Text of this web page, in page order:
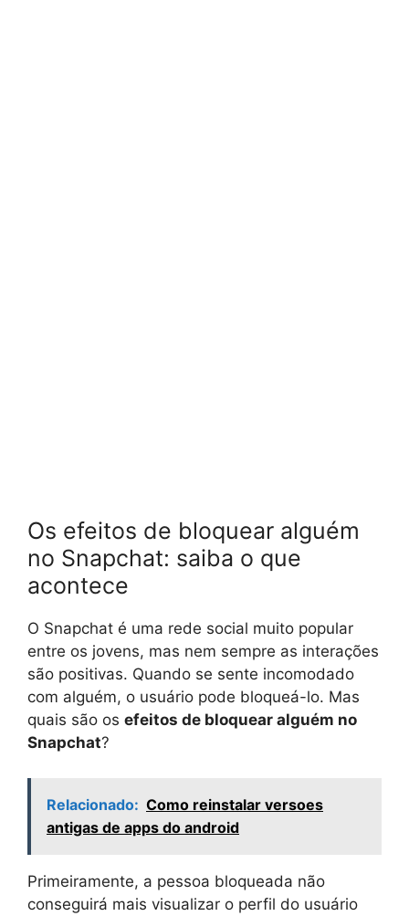
Os efeitos de bloquear alguém
no Snapchat: saiba o que
acontece
O Snapchat é uma rede social muito popular
entre os jovens, mas nem sempre as interações
são positivas. Quando se sente incomodado
com alguém, o usuário pode bloqueá-lo. Mas
quais são os efeitos de bloquear alguém no
Snapchat?
Relacionado: Como reinstalar versoes
antigas de apps do android
Primeiramente, a pessoa bloqueada não
conseguirá mais visualizar o perfil do usuário